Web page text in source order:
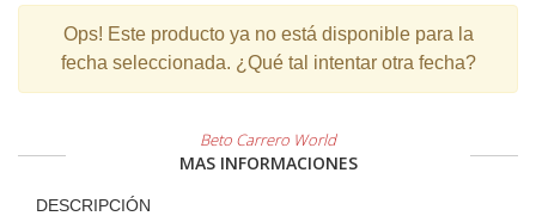
Ops! Este producto ya no está disponible para la
fecha seleccionada. ¿Qué tal intentar otra fecha?
Beto Carrero World
MAS INFORMACIONES
DESCRIPCIÓN